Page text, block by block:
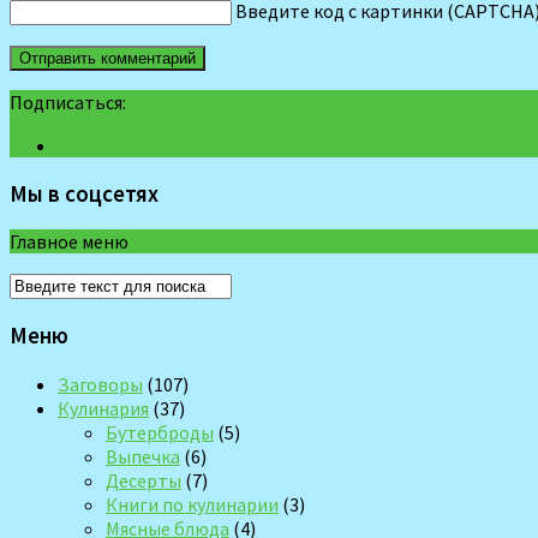
Введите код с картинки
Подписаться:
Мы в соцсетях
Главное меню
Меню
Заговоры (107)
Кулинария (37)
Бутерброды (5)
Выпечка (6)
Десерты (7)
Книги по кулинарии (3)
Мясные блюда (4)